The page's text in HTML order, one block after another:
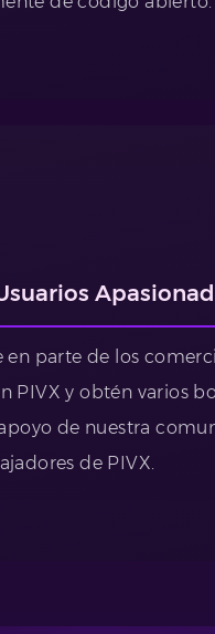
en parte de los
PIVX y obtén varios
de nuestra
de PIVX.